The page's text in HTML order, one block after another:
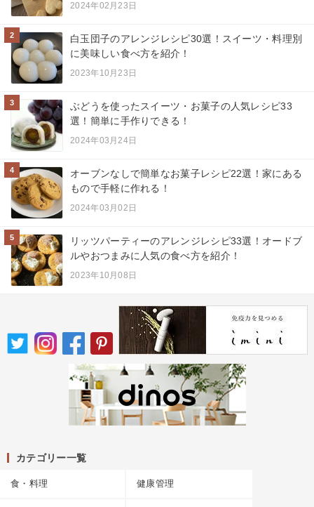
2024年02月23日
2
白玉団子のアレンジレシピ30選！スイーツ・料理別
に美味しい食べ方を紹介！
2023年10月23日
3
ぶどうを使ったスイーツ・お菓子の人気レシピ33
選！簡単に手作りできる！
2024年03月24日
4
オーブンなしで簡単なお菓子レシピ22選！家にある
もので手軽に作れる！
2024年03月02日
5
リッツパーティーのアレンジレシピ33選！オードブ
ルやおつまみに人気の食べ方を紹介！
2023年10月08日
カテゴリー一覧
食・料理 健康管理